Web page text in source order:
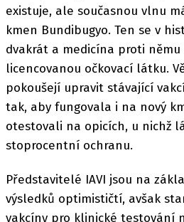
existuje, ale současnou vlnu
kmen Bundibugyo. Ten se v
dvakrát a medicína proti
licencovanou očkovací látku.
pokoušejí upravit stávající
tak, aby fungovala i na nový
otestovali na opicích, u nichž
stoprocentní ochranu.
Představitelé IAVI jsou na
výsledků optimističtí, avšak
vakcíny pro klinické testování